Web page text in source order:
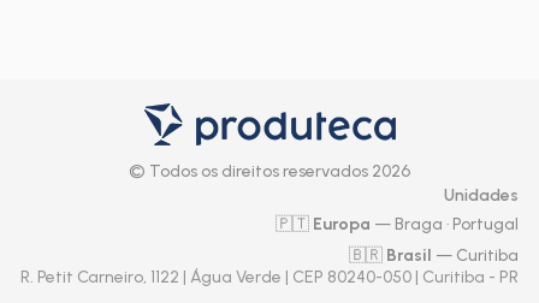
© Todos os direitos reservados 2026
Unidades
🇵🇹 Europa — Braga · Portugal
🇧🇷 Brasil — Curitiba
R. Petit Carneiro, 1122 | Água Verde | CEP 80240-050 | Curitiba - PR